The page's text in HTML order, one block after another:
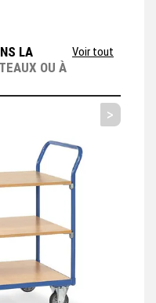
LA
OU À
Voir tout
>